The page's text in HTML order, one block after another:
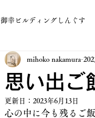
御幸ビルディングしんぐす
思い出ご
mihoko nakamura
更新日： 2023年6月13日
心の中に今も残るご